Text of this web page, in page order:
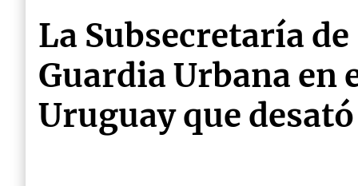
La Subsecretaría
Guardia Urbana en
Uruguay que